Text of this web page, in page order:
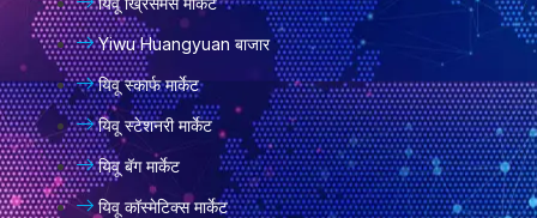
Yiwu Huangyuan बाजार
यिवू स्कार्फ मार्केट
यिवू स्टेशनरी मार्केट
यिवू बॅग मार्केट
यिवू कॉस्मेटिक्स मार्केट